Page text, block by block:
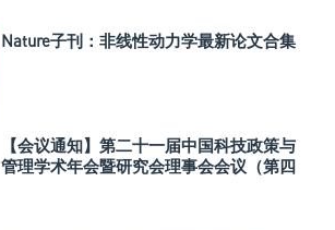
Nature子刊：非线性动力学最新论文合集
【会议通知】第二十一届中国科技政策与
管理学术年会暨研究会理事会会议（第四